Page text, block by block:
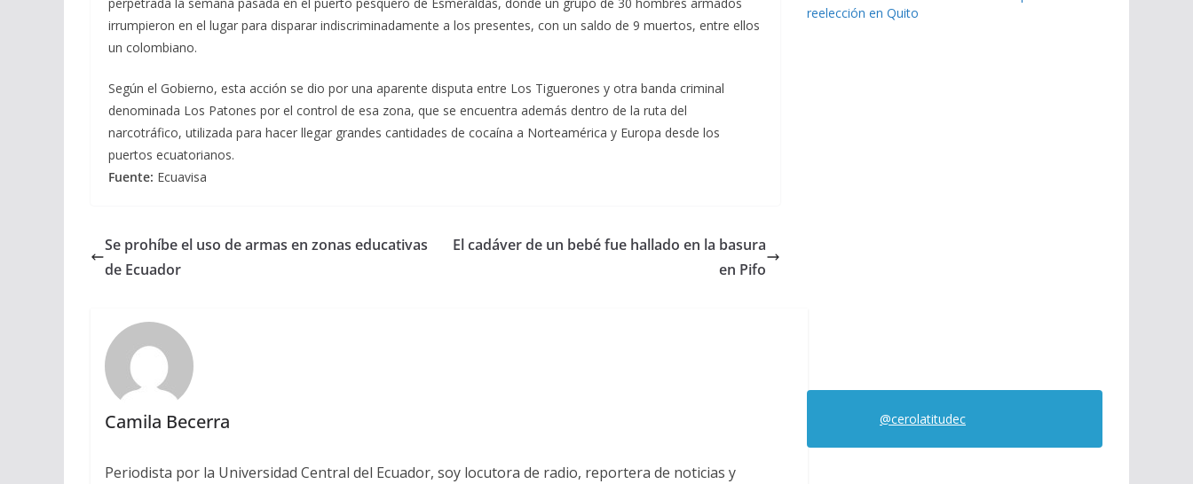
irrumpieron en el lugar para disparar indiscriminadamente a los presentes, con un saldo de 9 muertos, entre ellos
un colombiano.
Según el Gobierno, esta acción se dio por una aparente disputa entre Los Tiguerones y otra banda criminal
denominada Los Patones por el control de esa zona, que se encuentra además dentro de la ruta del
narcotráfico, utilizada para hacer llegar grandes cantidades de cocaína a Norteamérica y Europa desde los
puertos ecuatorianos.
Fuente: Ecuavisa
Se prohíbe el uso de armas en zonas educativas
de Ecuador
El cadáver de un bebé fue hallado en la basura
en Pifo
Camila Becerra
Periodista por la Universidad Central del Ecuador, soy locutora de radio, reportera de noticias y
reelección en Quito
@cerolatitudec